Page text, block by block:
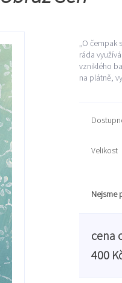
„O čempak
ráda
vzniklého
na plátně,
Velikost
Nejsme
cena
400